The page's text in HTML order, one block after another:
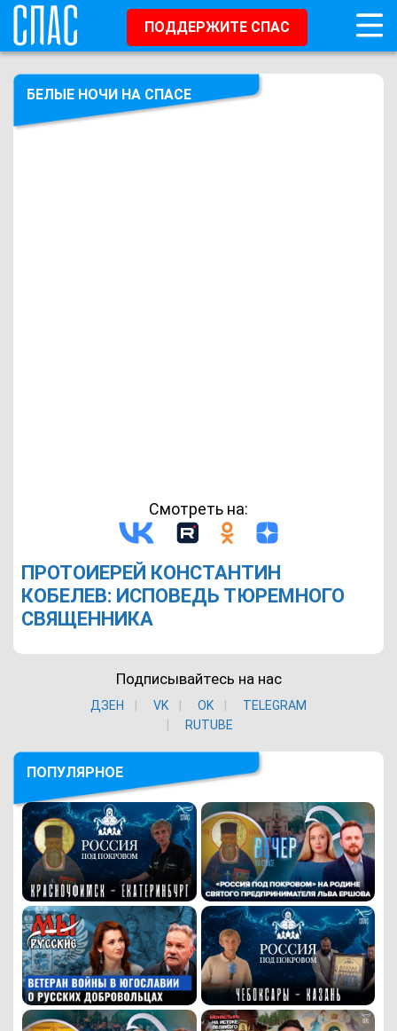
ПОДДЕРЖИТЕ СПАС
БЕЛЫЕ НОЧИ НА СПАСЕ
Смотреть на:
ПРОТОИЕРЕЙ КОНСТАНТИН
КОБЕЛЕВ: ИСПОВЕДЬ ТЮРЕМНОГО
СВЯЩЕННИКА
Подписывайтесь на нас
ДЗЕН VK ОK
TELEGRAM
RUTUBE
ПОПУЛЯРНОЕ